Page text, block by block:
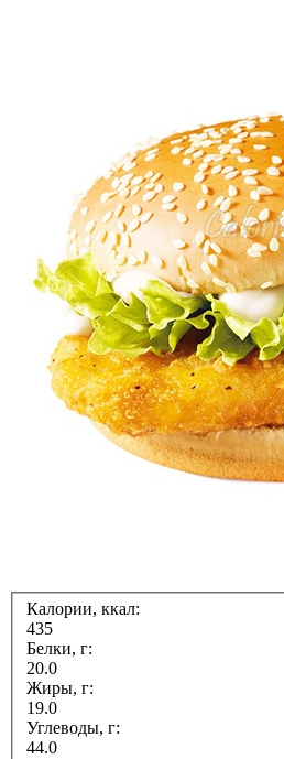
Калории, ккал:
435
Белки, г:
20.0
Жиры, г:
19.0
Углеводы, г:
44.0